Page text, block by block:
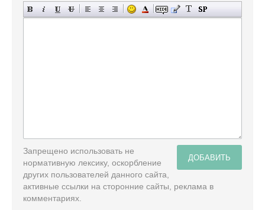
ДОБАВИТЬ
Запрещено использовать не
нормативную лексику, оскорбление
других пользователей данного сайта,
активные ссылки на сторонние сайты, реклама в
комментариях.